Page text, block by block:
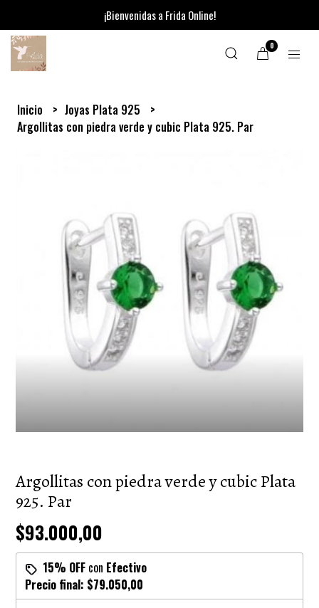
¡Bienvenidas a Frida Online!
0
Inicio
Joyas Plata 925
Argollitas con piedra verde y cubic Plata 925. Par
Argollitas con piedra verde y cubic Plata
925. Par
$93.000,00
15% OFF con Efectivo
Precio final: $79.050,00